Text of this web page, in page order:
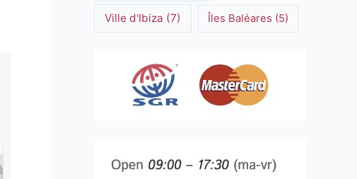
Ville d'Ibiza (7) Îles Baléares (5)